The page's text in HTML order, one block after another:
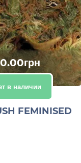
в наличии
FEMINISED